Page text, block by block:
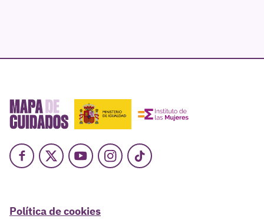
Facebook
X YoutubeInstagram
TikTok
Política de cookies